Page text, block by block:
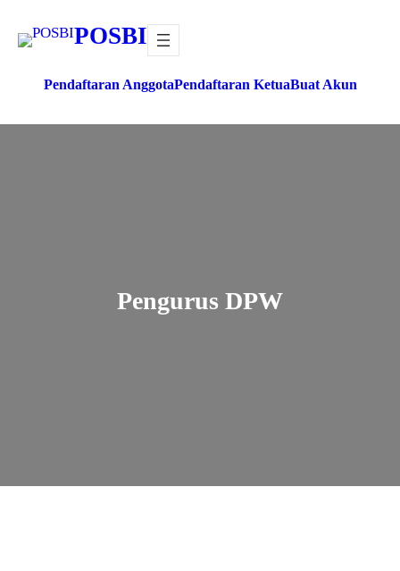
POSBI
Pendaftaran AnggotaPendaftaran KetuaBuat Akun
Pengurus DPW